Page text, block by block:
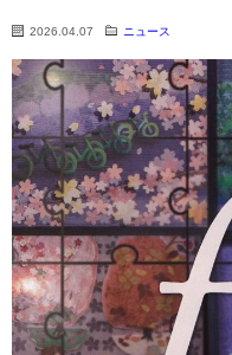
2026.04.07 ニュース